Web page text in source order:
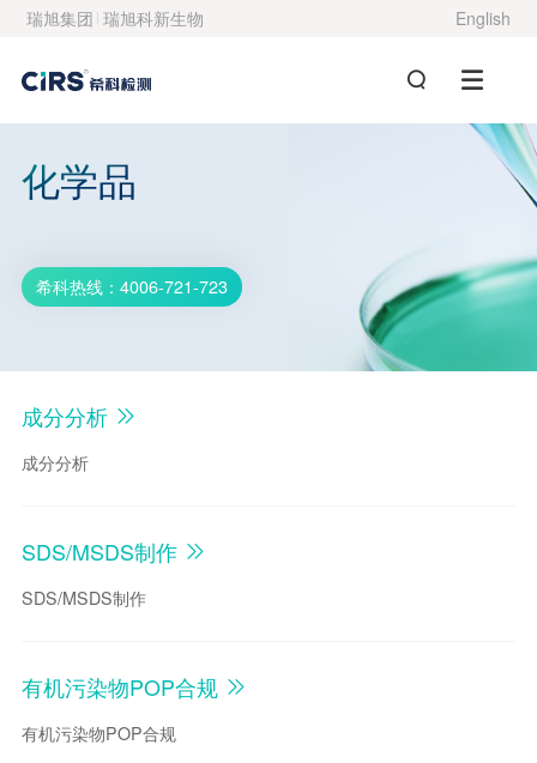
瑞旭集团 瑞旭科新生物 English
化学品
希科热线：4006-721-723
成分分析
成分分析
SDS/MSDS制作
SDS/MSDS制作
有机污染物POP合规
有机污染物POP合规